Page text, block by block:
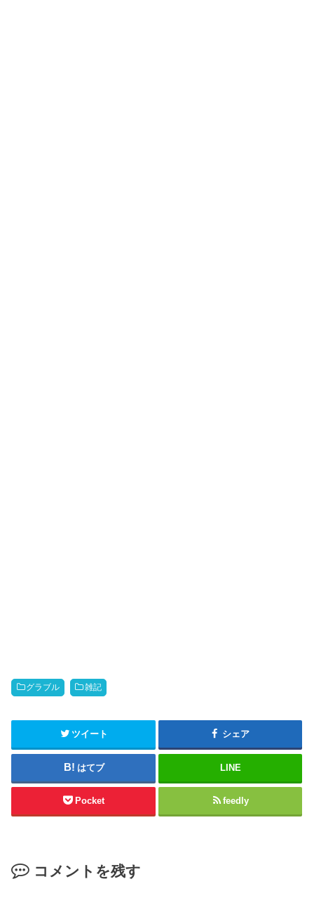
グラブル 雑記
ツイート シェア
はてブ LINE
Pocket feedly
コメントを残す